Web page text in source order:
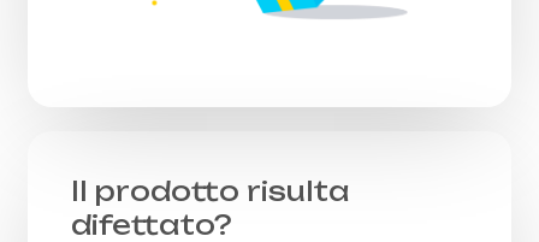
Il prodotto risulta
difettato?